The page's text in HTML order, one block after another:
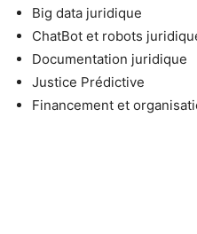
Big data juridique
ChatBot et robots
Documentation juridique
Justice Prédictive
Financement et